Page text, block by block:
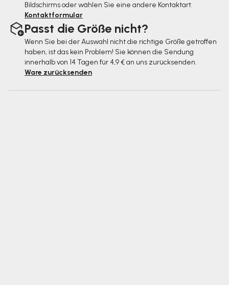
Bildschirms oder wählen Sie eine andere Kontaktart.
Kontaktformular
Passt die Größe nicht?
Wenn Sie bei der Auswahl nicht die richtige Größe getroffen
haben, ist das kein Problem! Sie können die Sendung
innerhalb von 14 Tagen für 4,9 € an uns zurücksenden.
Ware zurücksenden